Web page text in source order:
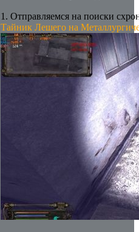
1. Отправляемся на поиски
Тайник Лешего на